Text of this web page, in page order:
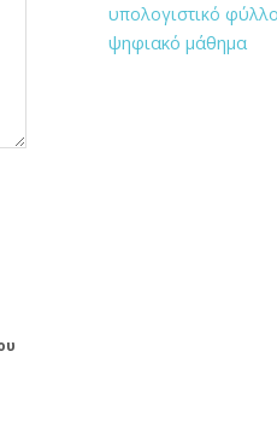
υπολογιστικό φύλλο
ψηφιακό μάθημα